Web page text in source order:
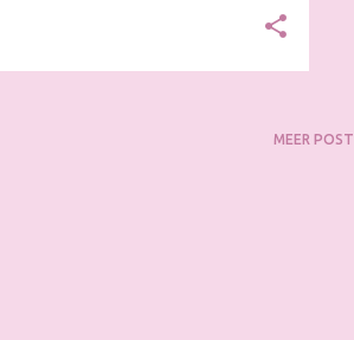
MEER